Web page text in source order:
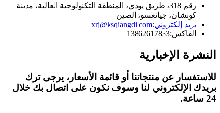
رقم 318، طريق يودي، المنطقة التكنولوجية العالية، مدينة
كونشان، جيانغسو، الصين
بريد إلكتروني:xrj@ksqiangdi.com
الفاكس:13862617833
النشرة الإخبارية
للاستفسار عن منتجاتنا أو قائمة الأسعار، يرجى ترك
بريدك الإلكتروني لنا وسوف نكون على اتصال بك خلال
24 ساعة.